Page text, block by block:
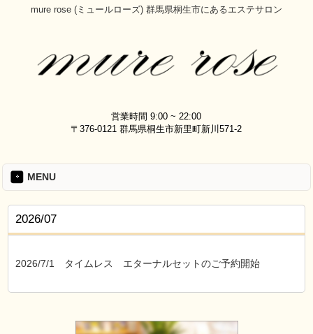
mure rose (ミュールローズ) 群馬県桐生市にあるエステサロン
営業時間 9:00 ~ 22:00
〒376-0121 群馬県桐生市新里町新川571-2
MENU
2026/07
2026/7/1 タイムレス エターナルセットのご予約開始